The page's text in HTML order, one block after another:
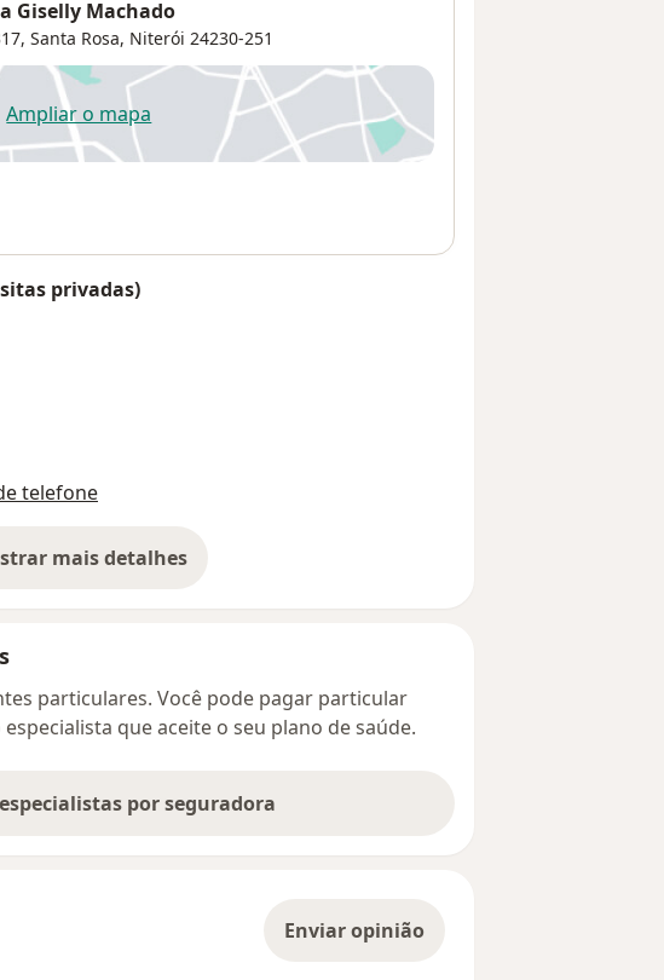
Giselly Machado
Santa Rosa, Niterói 24230-251
Ampliar o mapaabre num novo separador
privadas)
telefone
mais detalhes
sobre o endereço
particulares. Você pode pagar particular
que aceite o seu plano de saúde.
por seguradora
Enviar opinião